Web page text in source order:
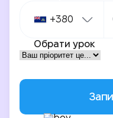
+380
Обрати урок